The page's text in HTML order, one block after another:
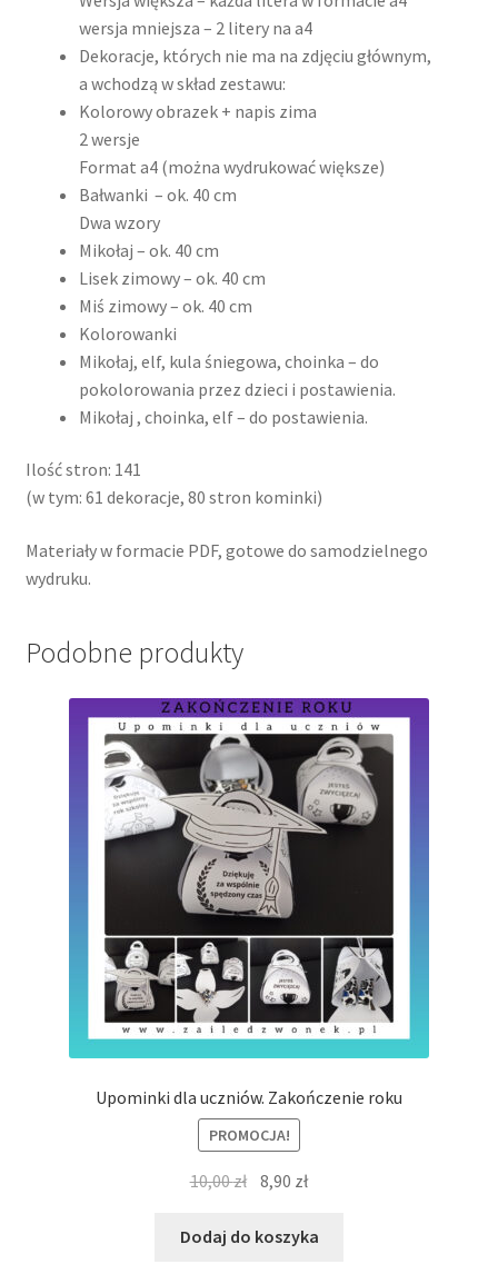
wersja mniejsza – 2 litery na a4
Dekoracje, których nie ma na zdjęciu głównym,
a wchodzą w skład zestawu:
Kolorowy obrazek + napis zima
2 wersje
Format a4 (można wydrukować większe)
Bałwanki – ok. 40 cm
Dwa wzory
Mikołaj – ok. 40 cm
Lisek zimowy – ok. 40 cm
Miś zimowy – ok. 40 cm
Kolorowanki
Mikołaj, elf, kula śniegowa, choinka – do
pokolorowania przez dzieci i postawienia.
Mikołaj , choinka, elf – do postawienia.
Ilość stron: 141
(w tym: 61 dekoracje, 80 stron kominki)
Materiały w formacie PDF, gotowe do samodzielnego
wydruku.
Podobne produkty
Upominki dla uczniów. Zakończenie roku
PROMOCJA!
10,00zł Pierwotna
wynosiła:
8,90 złAktualna
wynosi:
Dodaj do koszyka